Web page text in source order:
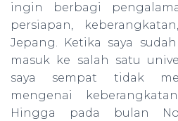
ingin berbagi
persiapan,
Jepang. Ketika saya
masuk ke salah satu
saya sempat tidak
mengenai
Hingga pada bulan